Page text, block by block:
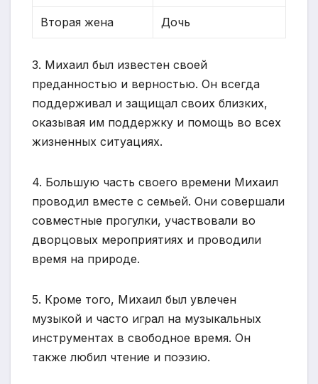
Вторая жена Дочь
3. Михаил был известен своей
преданностью и верностью. Он всегда
поддерживал и защищал своих близких,
оказывая им поддержку и помощь во всех
жизненных ситуациях.
4. Большую часть своего времени Михаил
проводил вместе с семьей. Они совершали
совместные прогулки, участвовали во
дворцовых мероприятиях и проводили
время на природе.
5. Кроме того, Михаил был увлечен
музыкой и часто играл на музыкальных
инструментах в свободное время. Он
также любил чтение и поэзию.